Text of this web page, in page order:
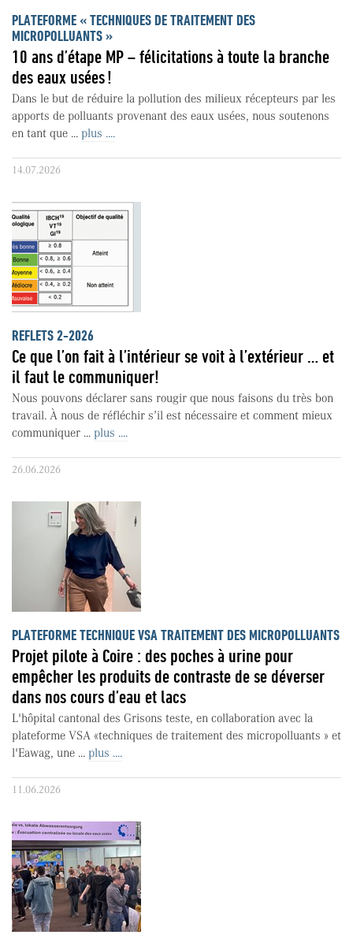
PLATEFORME « TECHNIQUES DE TRAITEMENT DES
MICROPOLLUANTS »
10 ans d’étape MP – félicitations à toute la branche
des eaux usées !
Dans le but de réduire la pollution des milieux récepteurs par les
apports de polluants provenant des eaux usées, nous soutenons
en tant que ... plus ....
14.07.2026
REFLETS 2-2026
Ce que l’on fait à l’intérieur se voit à l’extérieur … et
il faut le communiquer!
Nous pouvons déclarer sans rougir que nous faisons du très bon
travail. À nous de réfléchir s’il est nécessaire et comment mieux
communiquer ... plus ....
26.06.2026
PLATEFORME TECHNIQUE VSA TRAITEMENT DES MICROPOLLUANTS
Projet pilote à Coire : des poches à urine pour
empêcher les produits de contraste de se déverser
dans nos cours d’eau et lacs
L'hôpital cantonal des Grisons teste, en collaboration avec la
plateforme VSA «techniques de traitement des micropolluants » et
l'Eawag, une ... plus ....
11.06.2026